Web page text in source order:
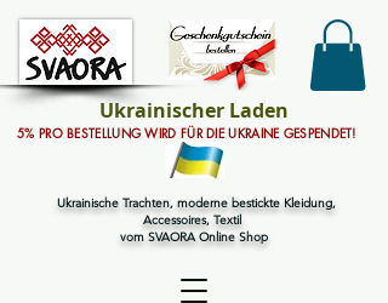
Ukrainische Trachten, moderne bestickte Kleidung,
Accessoires, Textil
vom SVAORA Online Shop
5% PRO BESTELLUNG WIRD FÜR DIE UKRAINE GESPENDET!
Ukrainischer Laden